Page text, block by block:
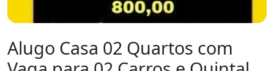
Alugo Casa 02 Quartos com